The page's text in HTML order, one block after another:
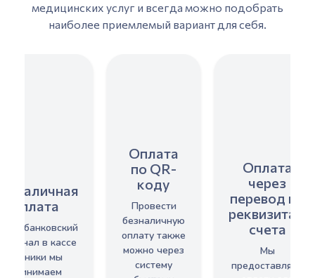
медицинских услуг и всегда можно подобрать
наиболее приемлемый вариант для себя.
оплата
банковский
в кассе
клиники мы
принимаем
Оплата
по QR-
коду
Провести
безналичную
оплату также
можно через
систему
Оплата
через
перевод по
реквизитам
счета
Мы
предоставляем